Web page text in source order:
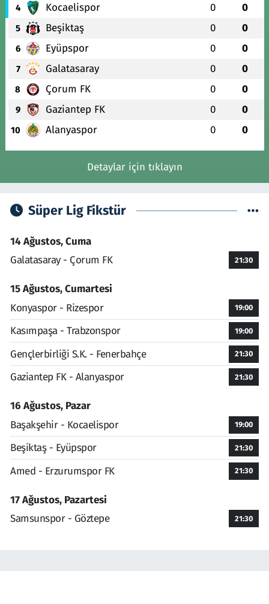
4 Kocaelispor 0 0
5 Beşiktaş 0 0
6 Eyüpspor 0 0
7 Galatasaray 0 0
8 Çorum FK 0 0
9 Gaziantep FK 0 0
10 Alanyaspor 0 0
Detaylar için tıklayın
Süper Lig Fikstür
14 Ağustos, Cuma
Galatasaray - Çorum FK
21:30
15 Ağustos, Cumartesi
Konyaspor - Rizespor
19:00
Kasımpaşa - Trabzonspor 19:00
Gençlerbirliği S.K. - Fenerbahçe 21:30
Gaziantep FK - Alanyaspor 21:30
16 Ağustos, Pazar
Başakşehir - Kocaelispor
19:00
Beşiktaş - Eyüpspor 21:30
Amed - Erzurumspor FK 21:30
17 Ağustos, Pazartesi
Samsunspor - Göztepe
21:30